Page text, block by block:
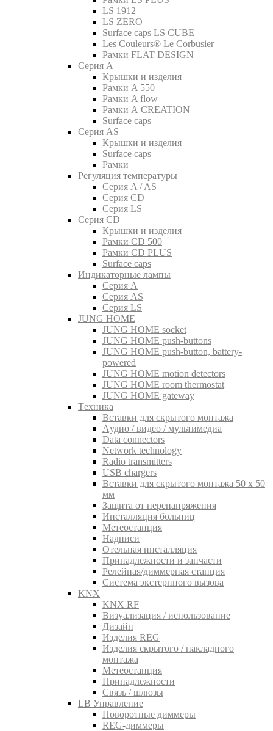
LS 1912
LS ZERO
Surface caps LS CUBE
Les Couleurs® Le Corbusier
Рамки FLAT DESIGN
Серия A
Крышки и изделия
Рамки A 550
Рамки A flow
Рамки A CREATION
Surface caps
Серия AS
Крышки и изделия
Surface caps
Рамки
Регуляция температуры
Серия A / AS
Серия CD
Серия LS
Серия CD
Крышки и изделия
Рамки CD 500
Рамки CD PLUS
Surface caps
Индикаторные лампы
Серия A
Серия AS
Серия LS
JUNG HOME
JUNG HOME socket
JUNG HOME push-buttons
JUNG HOME push-button, battery-
powered
JUNG HOME motion detectors
JUNG HOME room thermostat
JUNG HOME gateway
Tехника
Вставки для скрытого монтажа
Aудио / видео / мультимедиа
Data connectors
Network technology
Radio transmitters
USB chargers
Вставки для скрытого монтажа 50 x 50
мм
Защита от перенапряжения
Инсталляция больниц
Метеостанция
Надписи
Отельная инсталляция
Принадлежности и запчасти
Релейная/диммерная станция
Система экстернного вызова
KNX
KNX RF
Визуализация / использование
Дизайн
Изделия REG
Изделия скрытого / накладного
монтажа
Метеостанция
Принадлежности
Связь / шлюзы
LB Управление
Поворотные диммеры
REG-диммеры